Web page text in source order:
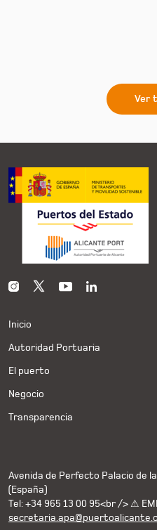
Ver
Inicio
Autoridad Portuaria
El puerto
Negocio
Transparencia
Avenida de Perfecto Palacio de
(España)
Tel: +34 965 13 00 95<br /> ⚠